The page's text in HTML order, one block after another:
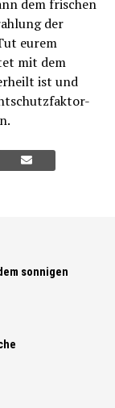
dem frischen
der
eurem
mit dem
ist und
sonnigen